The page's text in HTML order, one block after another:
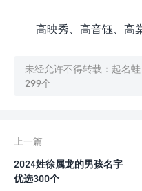
高映秀、高音钰、高
未经允许不得转载： 起名蛙
299个
上一篇
2024姓徐属龙的男孩名字
优选300个